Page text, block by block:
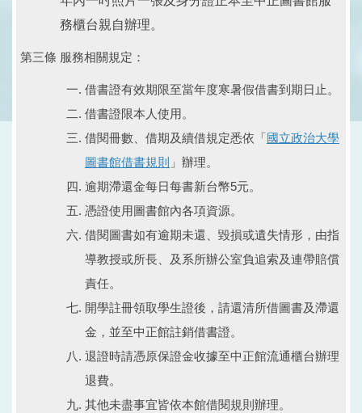
務櫃台親自辦理。
第三條 服務相關規定：
借書證有效期限至當年度寒暑假借書到期日止。
借書證限本人使用。
借閱冊數、借期及續借規定悉依「國立政治大學
圖書館借書規則 」辦理。
逾期滯還金每日每書新台幣5元。
憑證使用圖書館內各項資源。
借閱圖書如有逾期未還、毀損或遺失情形，由指
導教授或所長、及系所辦公室負追索及連帶賠償
責任。
開學註冊領取學生證後，請還清所借圖書及滯還
金，並至中正館註銷借書證。
退證時請憑原保證金收據至中正館流通櫃台辦理
退費。
其他未盡事宜皆依本館借閱規則辦理。